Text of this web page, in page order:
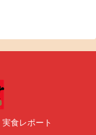
実食レポート